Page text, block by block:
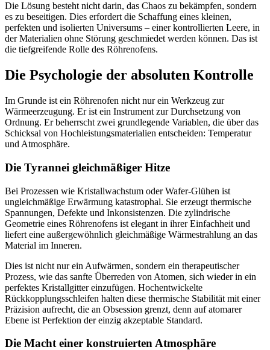
Die Lösung besteht nicht darin, das Chaos zu bekämpfen, sondern
es zu beseitigen. Dies erfordert die Schaffung eines kleinen,
perfekten und isolierten Universums – einer kontrollierten Leere, in
der Materialien ohne Störung geschmiedet werden können. Das ist
die tiefgreifende Rolle des Röhrenofens.
Die Psychologie der absoluten Kontrolle
Im Grunde ist ein Röhrenofen nicht nur ein Werkzeug zur
Wärmeerzeugung. Er ist ein Instrument zur Durchsetzung von
Ordnung. Er beherrscht zwei grundlegende Variablen, die über das
Schicksal von Hochleistungsmaterialien entscheiden: Temperatur
und Atmosphäre.
Die Tyrannei gleichmäßiger Hitze
Bei Prozessen wie Kristallwachstum oder Wafer-Glühen ist
ungleichmäßige Erwärmung katastrophal. Sie erzeugt thermische
Spannungen, Defekte und Inkonsistenzen. Die zylindrische
Geometrie eines Röhrenofens ist elegant in ihrer Einfachheit und
liefert eine außergewöhnlich gleichmäßige Wärmestrahlung an das
Material im Inneren.
Dies ist nicht nur ein Aufwärmen, sondern ein therapeutischer
Prozess, wie das sanfte Überreden von Atomen, sich wieder in ein
perfektes Kristallgitter einzufügen. Hochentwickelte
Rückkopplungsschleifen halten diese thermische Stabilität mit einer
Präzision aufrecht, die an Obsession grenzt, denn auf atomarer
Ebene ist Perfektion der einzig akzeptable Standard.
Die Macht einer konstruierten Atmosphäre